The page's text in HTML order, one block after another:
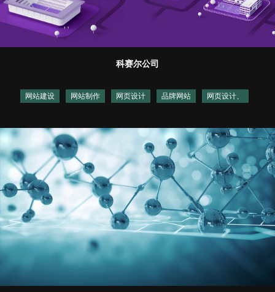
科赛尔公司
网站建设 网站制作 网页设计 品牌网站 网页设计、